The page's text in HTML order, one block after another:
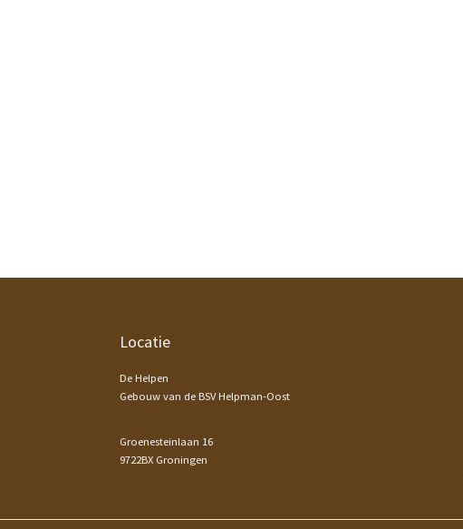
Locatie
De Helpen
Gebouw van de BSV Helpman-Oost
Groenesteinlaan 16
9722BX Groningen